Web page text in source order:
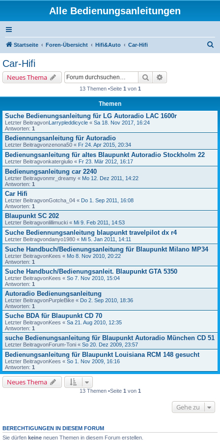
Alle Bedienungsanleitungen
Startseite Foren-Übersicht Hifi&Auto Car-Hifi
Car-Hifi
Neues Thema Suche
13 Themen •Seite 1 von 1
Themen
Suche Bedienungsanleitung für LG Autoradio LAC 1600r
Letzter BeitragvonLarrypleddicycle « Sa 18. Nov 2017, 16:24
Antworten: 1
Bediennungsanleitung für Autoradio
Letzter Beitragvonzenona50 « Fr 24. Apr 2015, 20:34
Bedienungsanleitung für altes Blaupunkt Autoradio Stockholm 22
Letzter Beitragvonkatergiulio « Fr 23. Mär 2012, 16:17
Bedienungsanleitung car 2240
Letzter Beitragvonmr_dreamy « Mo 12. Dez 2011, 14:22
Antworten: 1
Car Hifi
Letzter BeitragvonGotcha_04 « Do 1. Sep 2011, 16:08
Antworten: 1
Blaupunkt SC 202
Letzter Beitragvonlillimucki « Mi 9. Feb 2011, 14:53
Suche Bediennungsanleitung blaupunkt travelpilot dx r4
Letzter Beitragvondanyo1980 « Mi 5. Jan 2011, 14:11
Suche Handbuch/Bedienungsanleitung für Blaupunkt Milano MP34
Letzter BeitragvonKees « Mo 8. Nov 2010, 20:22
Antworten: 1
Suche Handbuch/Bedienungsanleit. Blaupunkt GTA 5350
Letzter BeitragvonKees « So 7. Nov 2010, 15:04
Antworten: 1
Autoradio Bedienungsanleitung
Letzter BeitragvonPurpleBike « Do 2. Sep 2010, 18:36
Antworten: 1
Suche BDA für Blaupunkt CD 70
Letzter BeitragvonKees « Sa 21. Aug 2010, 12:35
Antworten: 1
suche Bedienungsanleitung für Blaupunkt Autoradio München CD 51
Letzter BeitragvonForum-Toni « So 20. Dez 2009, 23:57
Bedienungsanleitung für Blaupunkt Louisiana RCM 148 gesucht
Letzter BeitragvonKees « So 1. Nov 2009, 16:16
Antworten: 1
Neues Thema
13 Themen •Seite 1 von 1
Gehe zu
BERECHTIGUNGEN IN DIESEM FORUM
Sie dürfen keine neuen Themen in diesem Forum erstellen.